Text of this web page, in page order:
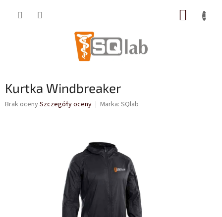
Kurtka Windbreaker
Średnia
Brak ocenySzczegóły oceny Marka: SQlab